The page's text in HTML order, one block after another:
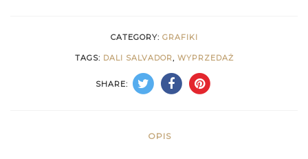
CATEGORY: GRAFIKI
TAGS: DALI SALVADOR, WYPRZEDAŻ
SHARE:
OPIS